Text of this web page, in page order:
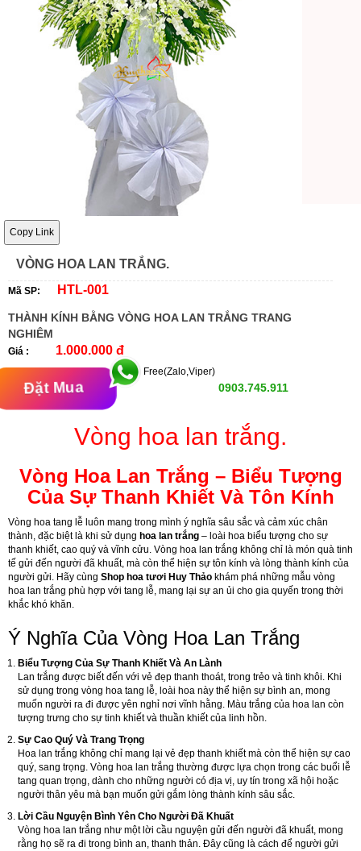
Copy Link
VÒNG HOA LAN TRẮNG.
Mã SP: HTL-001
THÀNH KÍNH BẰNG VÒNG HOA LAN TRẮNG TRANG
NGHIÊM
Giá : 1.000.000 đ
Đặt Mua
Free(Zalo,Viper)
0903.745.911
Vòng hoa lan trắng.
Vòng Hoa Lan Trắng – Biểu Tượng
Của Sự Thanh Khiết Và Tôn Kính
Vòng hoa tang lễ luôn mang trong mình ý nghĩa sâu sắc và cảm xúc chân
thành, đặc biệt là khi sử dụng hoa lan trắng – loài hoa biểu tượng cho sự
thanh khiết, cao quý và vĩnh cửu. Vòng hoa lan trắng không chỉ là món quà tinh
tế gửi đến người đã khuất, mà còn thể hiện sự tôn kính và lòng thành kính của
người gửi. Hãy cùng Shop hoa tươi Huy Thảo khám phá những mẫu vòng
hoa lan trắng phù hợp với tang lễ, mang lại sự an ủi cho gia quyến trong thời
khắc khó khăn.
Ý Nghĩa Của Vòng Hoa Lan Trắng
Biểu Tượng Của Sự Thanh Khiết Và An Lành
Lan trắng được biết đến với vẻ đẹp thanh thoát, trong trẻo và tinh khôi. Khi
sử dụng trong vòng hoa tang lễ, loài hoa này thể hiện sự bình an, mong
muốn người ra đi được yên nghỉ nơi vĩnh hằng. Màu trắng của hoa lan còn
tượng trưng cho sự tinh khiết và thuần khiết của linh hồn.
Sự Cao Quý Và Trang Trọng
Hoa lan trắng không chỉ mang lại vẻ đẹp thanh khiết mà còn thể hiện sự cao
quý, sang trọng. Vòng hoa lan trắng thường được lựa chọn trong các buổi lễ
tang quan trọng, dành cho những người có địa vị, uy tín trong xã hội hoặc
người thân yêu mà bạn muốn gửi gắm lòng thành kính sâu sắc.
Lời Cầu Nguyện Bình Yên Cho Người Đã Khuất
Vòng hoa lan trắng như một lời cầu nguyện gửi đến người đã khuất, mong
rằng họ sẽ ra đi trong bình an, thanh thản. Đây cũng là cách để người gửi